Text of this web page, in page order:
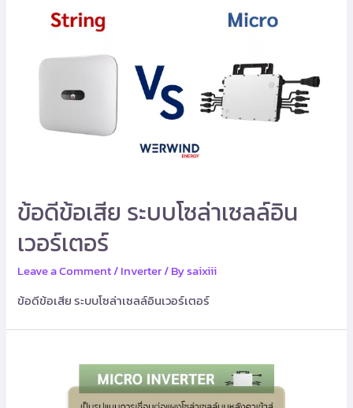
ข้อดีข้อเสีย ระบบโซล่าเซลล์อิน
เวอร์เตอร์
Leave a Comment/Inverter/ Bysaixiii
ข้อดีข้อเสีย ระบบโซล่าเซลล์อินเวอร์เตอร์